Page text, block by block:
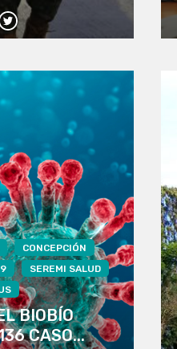
CONCEPCIÓN
SEREMI SALUD
BIOBÍO
CASO...